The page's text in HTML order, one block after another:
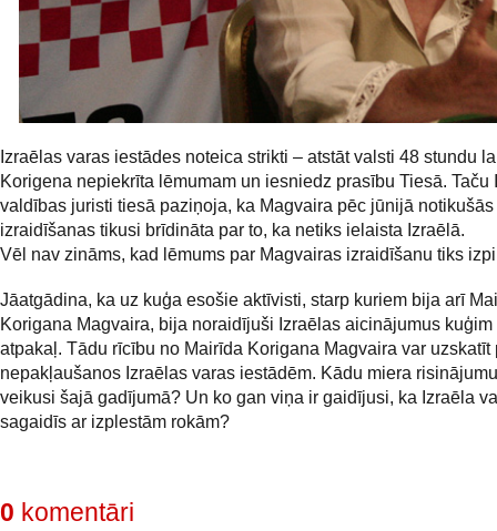
Izraēlas varas iestādes noteica strikti – atstāt valsti 48 stundu
Korigena nepiekrīta lēmumam un iesniedz prasību Tiesā. Taču
valdības juristi tiesā paziņoja, ka Magvaira pēc jūnijā notikušās
izraidīšanas tikusi brīdināta par to, ka netiks ielaista Izraēlā.
Vēl nav zināms, kad lēmums par Magvairas izraidīšanu tiks
Jāatgādina, ka uz kuģa esošie aktīvisti, starp kuriem bija arī
Korigana Magvaira, bija noraidījuši Izraēlas aicinājumus kuģim
atpakaļ. Tādu rīcību no Mairīda Korigana Magvaira var uzskatīt
nepakļaušanos Izraēlas varas iestādēm. Kādu miera
veikusi šajā gadījumā? Un ko gan viņa ir gaidījusi, ka Izraēla
sagaidīs ar izplestām rokām?
0 komentāri